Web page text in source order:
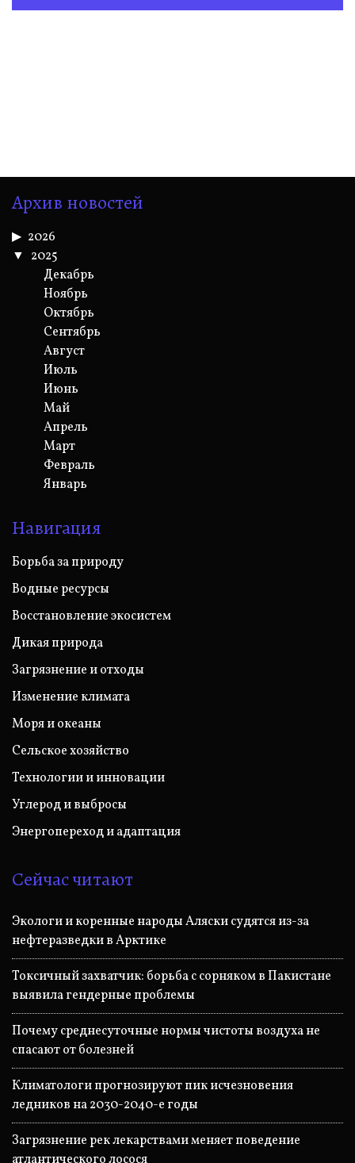
Архив новостей
2026
2025
Декабрь
Ноябрь
Октябрь
Сентябрь
Август
Июль
Июнь
Май
Апрель
Март
Февраль
Январь
Навигация
Борьба за природу
Водные ресурсы
Восстановление экосистем
Дикая природа
Загрязнение и отходы
Изменение климата
Моря и океаны
Сельское хозяйство
Технологии и инновации
Углерод и выбросы
Энергопереход и адаптация
Сейчас читают
Экологи и коренные народы Аляски судятся из-за
нефтеразведки в Арктике
Токсичный захватчик: борьба с сорняком в Пакистане
выявила гендерные проблемы
Почему среднесуточные нормы чистоты воздуха не
спасают от болезней
Климатологи прогнозируют пик исчезновения
ледников на 2030-2040-е годы
Загрязнение рек лекарствами меняет поведение